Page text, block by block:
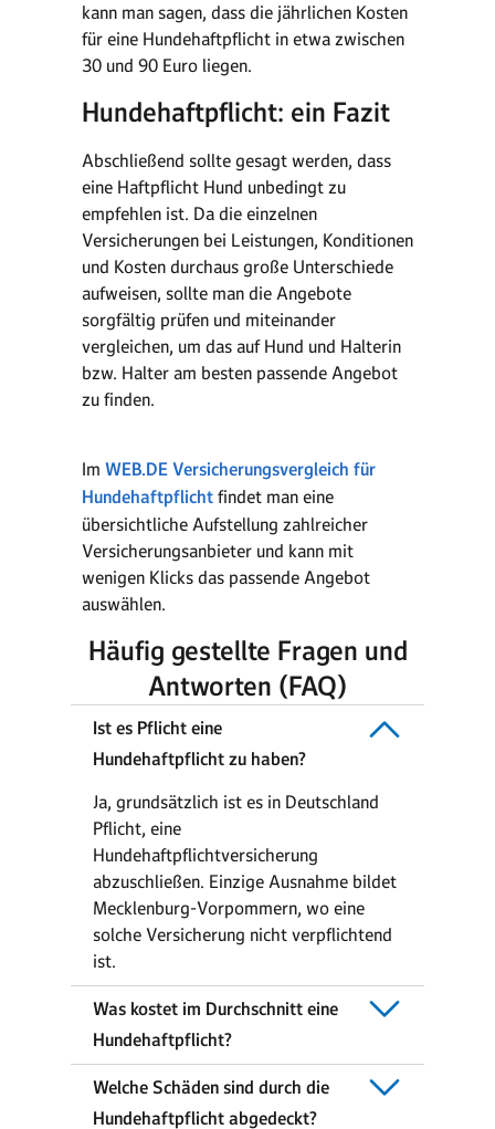
kann man sagen, dass die jährlichen Kosten
für eine Hundehaftpflicht in etwa zwischen
30 und 90 Euro liegen.
Hundehaftpflicht: ein Fazit
Abschließend sollte gesagt werden, dass
eine Haftpflicht Hund unbedingt zu
empfehlen ist. Da die einzelnen
Versicherungen bei Leistungen, Konditionen
und Kosten durchaus große Unterschiede
aufweisen, sollte man die Angebote
sorgfältig prüfen und miteinander
vergleichen, um das auf Hund und Halterin
bzw. Halter am besten passende Angebot
zu finden.
Im WEB.DE Versicherungsvergleich für
Hundehaftpflicht findet man eine
übersichtliche Aufstellung zahlreicher
Versicherungsanbieter und kann mit
wenigen Klicks das passende Angebot
auswählen.
Häufig gestellte Fragen und
Antworten (FAQ)
Ist es Pflicht eine
Hundehaftpflicht zu haben?
Ja, grundsätzlich ist es in Deutschland
Pflicht, eine
Hundehaftpflichtversicherung
abzuschließen. Einzige Ausnahme bildet
Mecklenburg-Vorpommern, wo eine
solche Versicherung nicht verpflichtend
ist.
Was kostet im Durchschnitt eine
Hundehaftpflicht?
Welche Schäden sind durch die
Hundehaftpflicht abgedeckt?